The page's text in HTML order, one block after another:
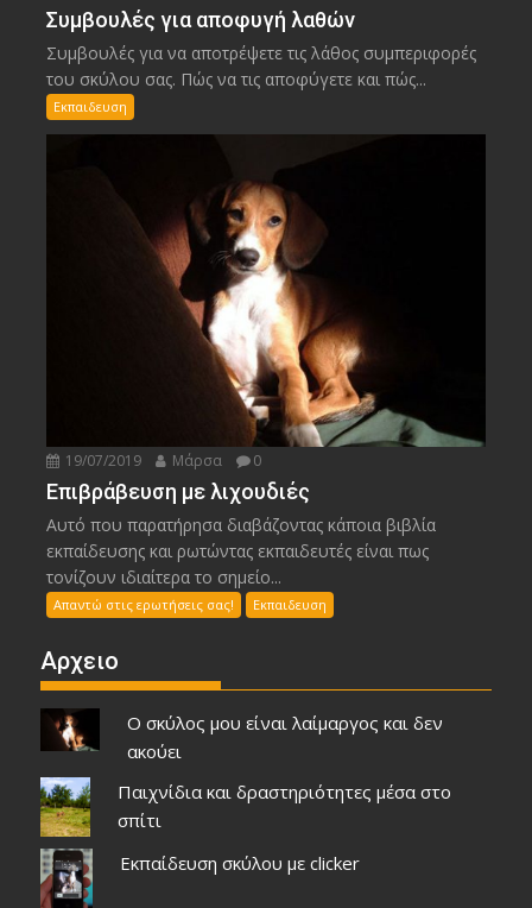
Συμβουλές για αποφυγή λαθών
Συμβουλές για να αποτρέψετε τις λάθος συμπεριφορές
του σκύλου σας. Πώς να τις αποφύγετε και πώς...
Εκπαιδευση
19/07/2019 Μάρσα 0
Επιβράβευση με λιχουδιές
Αυτό που παρατήρησα διαβάζοντας κάποια βιβλία
εκπαίδευσης και ρωτώντας εκπαιδευτές είναι πως
τονίζουν ιδιαίτερα το σημείο...
Απαντώ στις ερωτήσεις σας! Εκπαιδευση
Αρχειο
Ο σκύλος μου είναι λαίμαργος και δεν
ακούει
Παιχνίδια και δραστηριότητες μέσα στο
σπίτι
Εκπαίδευση σκύλου με clicker